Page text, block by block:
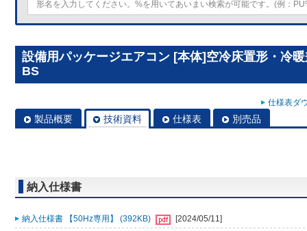
設備用パッケージエアコン [本体]空冷床置形・冷
BS
仕様表ダ
製品概要 技術資料 仕様表 別売品
納入仕様書
納入仕様書 【50Hz専用】 (392KB)
[2024/05/11]